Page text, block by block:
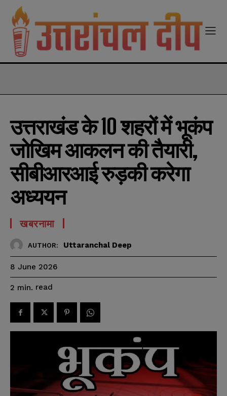
उत्तराखंड के 10 शहरों में भूकंप
जोखिम आकलन की तैयारी,
सीबीआरआई रुड़की करेगा
अध्ययन
खबरनामा
AUTHOR: Uttaranchal Deep
8 June 2026
2 min. read